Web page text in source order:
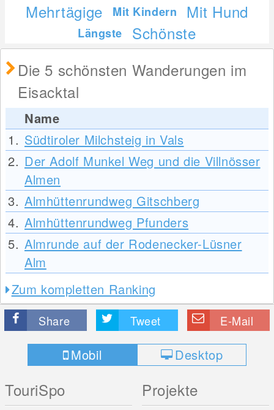
Mehrtägige
Mit Kindern Mit Hund
Längste
Schönste
Die 5 schönsten Wanderungen im
Eisacktal
Name
1. Südtiroler Milchsteig in Vals
2. Der Adolf Munkel Weg und die Villnösser
Almen
3. Almhüttenrundweg Gitschberg
4. Almhüttenrundweg Pfunders
5. Almrunde auf der Rodenecker-Lüsner
Alm
Zum kompletten Ranking
Share Tweet E-Mail
Mobil Desktop
TouriSpo Projekte